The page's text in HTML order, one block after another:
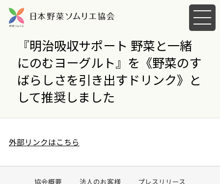
メ
ニ
ー
を
開
く
『明治吸収サポート 野菜と一緒
にのむヨーグルト』を《野菜のす
ばらしさを引き出すドリンク》と
して推奨しました
外部リンクはこちら
協会概要 法人のお客様
プレスリリース